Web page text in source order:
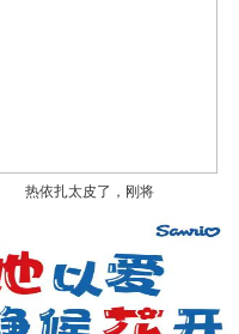
热依扎太皮了，刚将